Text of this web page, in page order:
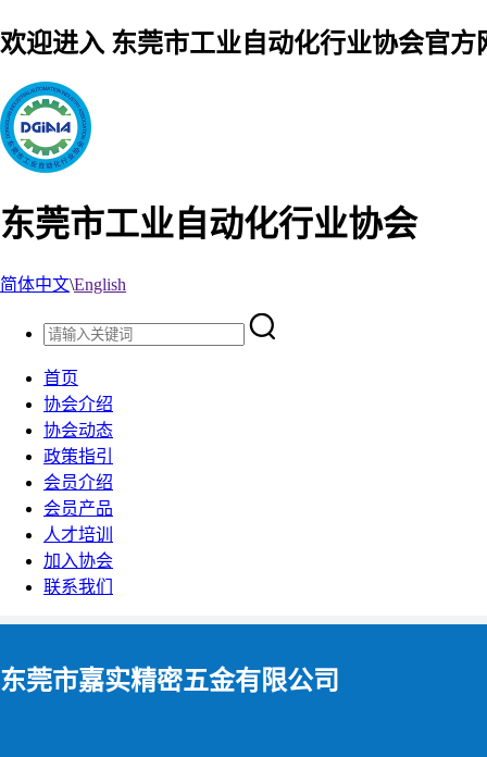
欢迎进入 东莞市工业自动化行业协会官方
东莞市工业自动化行业协会
简体中文\English
首页
协会介绍
协会动态
政策指引
会员介绍
会员产品
人才培训
加入协会
联系我们
东莞市嘉实精密五金有限公司